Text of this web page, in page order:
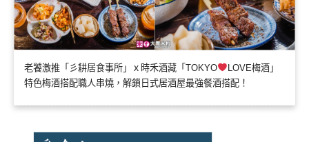
老饕激推「彡耕居食事所」ｘ時禾酒藏「TOKYO
LOVE梅酒」
特色梅酒搭配職人串燒，解鎖日式居酒屋最強餐酒搭配！